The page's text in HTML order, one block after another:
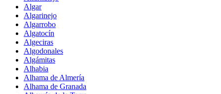
Algar
Algarinejo
Algarrobo
Algatocín
Algeciras
Algodonales
Algámitas
Alhabia
Alhama de Almería
Alhama de Granada